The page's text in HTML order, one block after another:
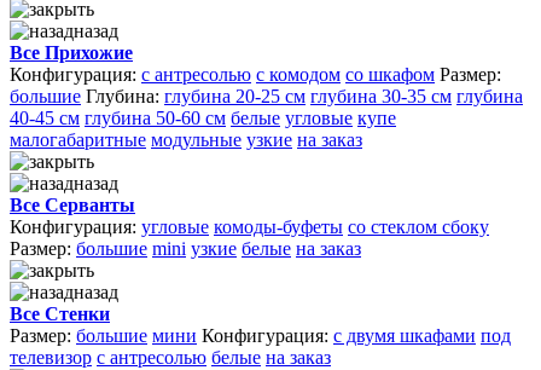
назад
Все Прихожие
Конфигурация: с антресолью с комодом со шкафом Размер:
большие Глубина: глубина 20-25 см глубина 30-35 см глубина
40-45 см глубина 50-60 см белые угловые купе
малогабаритные модульные узкие на заказ
назад
Все Серванты
Конфигурация: угловые комоды-буфеты со стеклом сбоку
Размер: большие mini узкие белые на заказ
назад
Все Стенки
Размер: большие мини Конфигурация: с двумя шкафами под
телевизор с антресолью белые на заказ